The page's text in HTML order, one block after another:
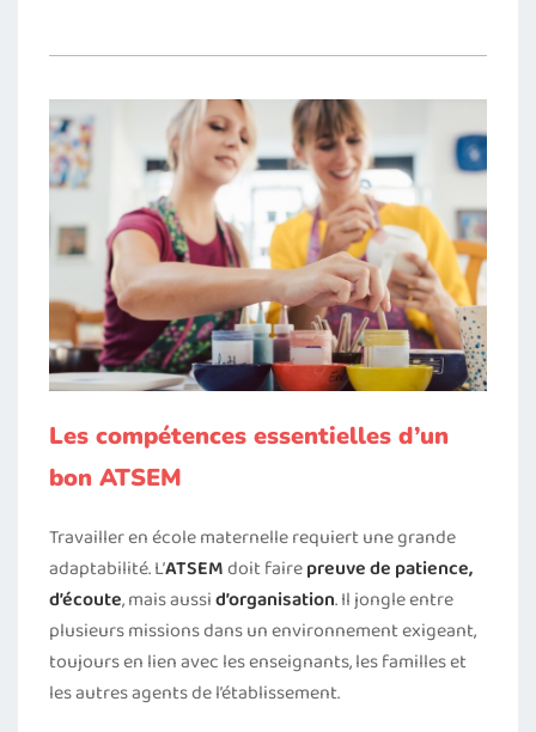
Les compétences essentielles d’un
bon ATSEM
Travailler en école maternelle requiert une grande
adaptabilité. L’ATSEMdoit fairepreuve de patience,
d’écoute, mais aussid’organisation. Il jongle entre
plusieurs missions dans un environnement exigeant,
toujours en lien avec les enseignants, les familles et
les autres agents de l’établissement.